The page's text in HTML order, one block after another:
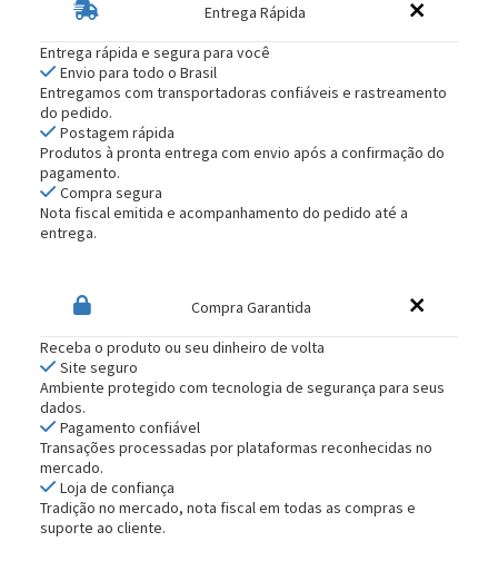
Entrega Rápida
Entrega rápida e segura para você
Envio para todo o Brasil
Entregamos com transportadoras confiáveis e rastreamento
do pedido.
Postagem rápida
Produtos à pronta entrega com envio após a confirmação do
pagamento.
Compra segura
Nota fiscal emitida e acompanhamento do pedido até a
entrega.
Compra Garantida
Receba o produto ou seu dinheiro de volta
Site seguro
Ambiente protegido com tecnologia de segurança para seus
dados.
Pagamento confiável
Transações processadas por plataformas reconhecidas no
mercado.
Loja de confiança
Tradição no mercado, nota fiscal em todas as compras e
suporte ao cliente.